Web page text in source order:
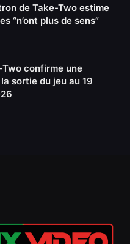
de Take-Two estime
“n’ont plus de sens”
Two confirme une
sortie du jeu au 19